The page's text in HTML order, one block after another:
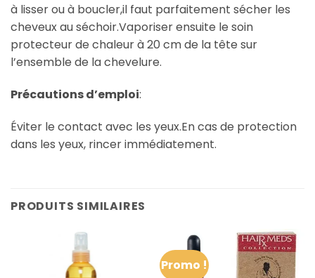
à lisser ou à boucler,il faut parfaitement sécher les
cheveux au séchoir.Vaporiser ensuite le soin
protecteur de chaleur à 20 cm de la tête sur
l’ensemble de la chevelure.
Précautions d’emploi:
Éviter le contact avec les yeux.En cas de protection
dans les yeux, rincer immédiatement.
PRODUITS SIMILAIRES
Promo !